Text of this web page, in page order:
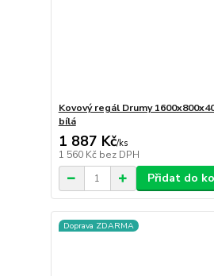
Kovový regál Drumy
bílá
1 887 Kč/ks
1 560 Kč bez DPH
Přidat do
Doprava ZDARMA